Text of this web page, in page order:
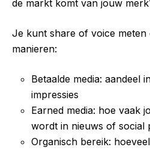
de markt komt van jouw
Je kunt share of voice meten
manieren:
Betaalde media: aandeel
impressies
Earned media: hoe vaak
wordt in nieuws of social
Organisch bereik: